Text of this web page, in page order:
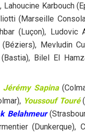
Karbouch
(Marseille
(Luçon), Ludovic
Mevludin
Bilel El
Jérémy Sapina
Youssouf Touré
Belahmeur
(Dunkerque),